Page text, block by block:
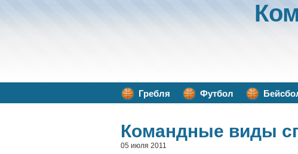
Гребля Футбол
Командные виды
05 июля 2011